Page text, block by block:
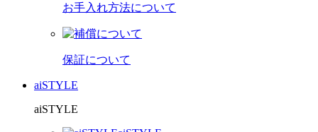
お手入れ方法について
保証について
aiSTYLE
aiSTYLE